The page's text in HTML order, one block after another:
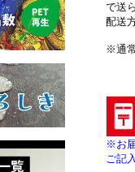
で送
配送
※通
※お
ご記